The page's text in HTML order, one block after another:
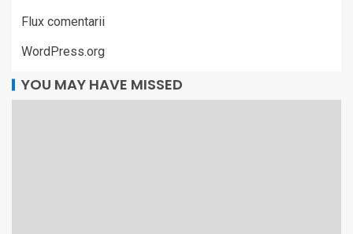
Flux comentarii
WordPress.org
YOU MAY HAVE MISSED